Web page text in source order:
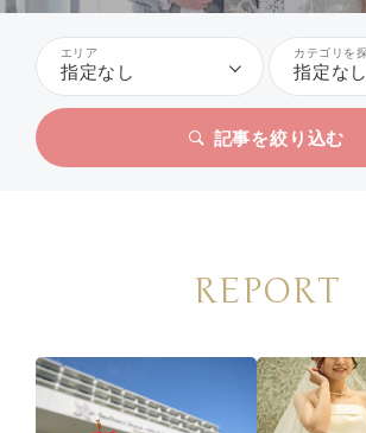
エリア
指定なし
カテゴリを
指定なし
記事を絞り込む
REPORT